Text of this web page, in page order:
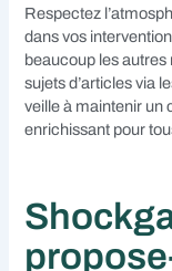
Respectez
dans vos
beaucoup les
sujets d’articles via
veille à maintenir un
enrichissant pour